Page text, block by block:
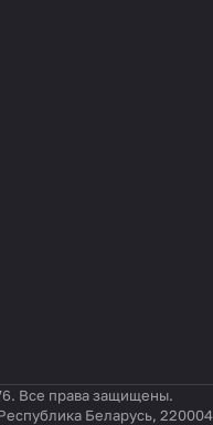
Все права защищены.
Беларусь, 220004